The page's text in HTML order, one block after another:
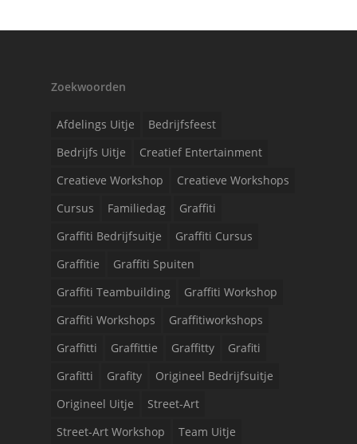
Zoekwoorden
Afdelings Uitje
Bedrijfsfeest
Bedrijfs Uitje
Creatief Entertainment
Creatieve Workshop
Creatieve Workshops
Cursus
Familiedag
Graffiti
Graffiti Bedrijfsuitje
Graffiti Cursus
Graffitie
Graffiti Spuiten
Graffiti Teambuilding
Graffiti Workshop
Graffiti Workshops
Graffitiworkshops
Graffitti
Graffittie Graffitty
Grafiti
Grafitti
Grafity
Origineel Bedrijfsuitje
Origineel Uitje
Street-Art
Street-Art Workshop
Team Uitje